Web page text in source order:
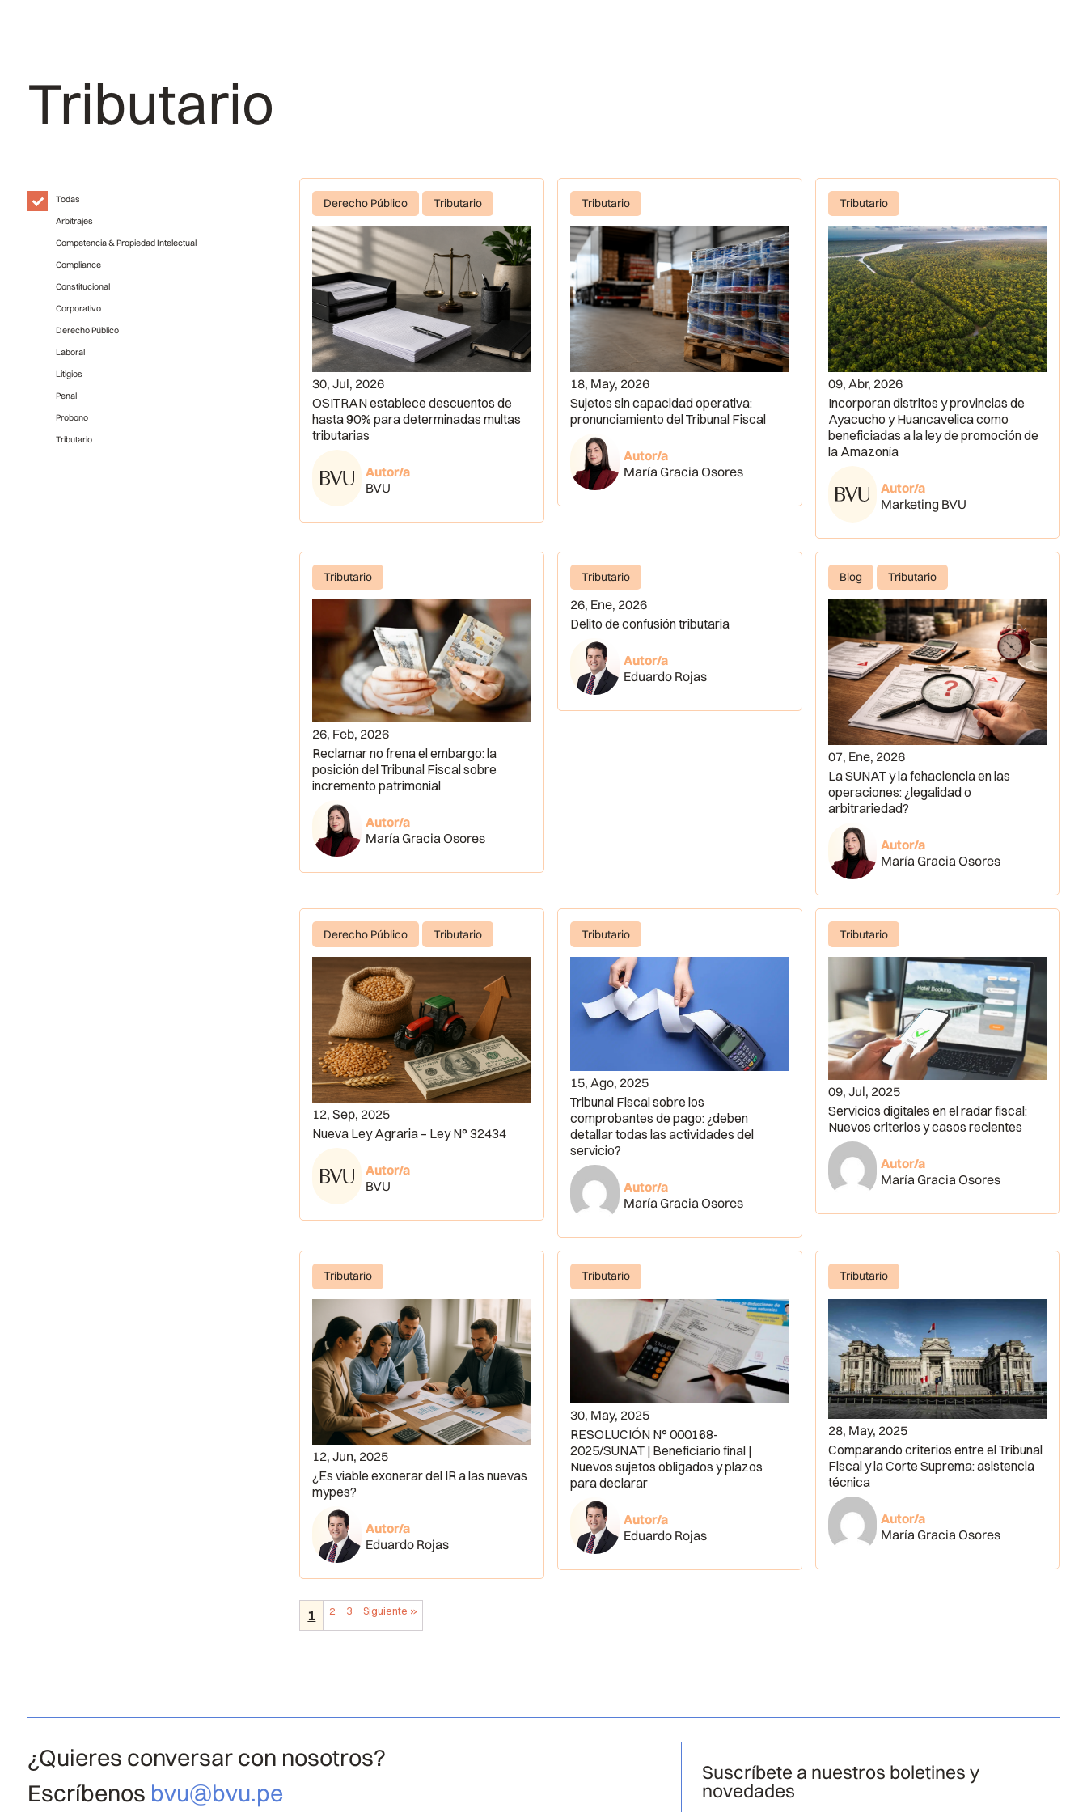
Tributario
Todas
Arbitrajes
Competencia & Propiedad Intelectual
Compliance
Constitucional
Corporativo
Derecho Público
Laboral
Litigios
Penal
Probono
Tributario
Derecho Público Tributario
30, Jul, 2026
OSITRAN establece descuentos de
hasta 90% para determinadas multas
tributarias
Autor/a
BVU
Tributario
18, May, 2026
Sujetos sin capacidad operativa:
pronunciamiento del Tribunal Fiscal
Autor/a
María Gracia Osores
Tributario
09, Abr, 2026
Incorporan distritos y provincias de
Ayacucho y Huancavelica como
beneficiadas a la ley de promoción de
la Amazonía
Autor/a
Marketing BVU
Tributario
26, Feb, 2026
Reclamar no frena el embargo: la
posición del Tribunal Fiscal sobre
incremento patrimonial
Autor/a
María Gracia Osores
Tributario
26, Ene, 2026
Delito de confusión tributaria
Autor/a
Eduardo Rojas
Blog Tributario
07, Ene, 2026
La SUNAT y la fehaciencia en las
operaciones: ¿legalidad o
arbitrariedad?
Autor/a
María Gracia Osores
Derecho Público Tributario
12, Sep, 2025
Nueva Ley Agraria – Ley N° 32434
Autor/a
BVU
Tributario
15, Ago, 2025
Tribunal Fiscal sobre los
comprobantes de pago: ¿deben
detallar todas las actividades del
servicio?
Autor/a
María Gracia Osores
Tributario
09, Jul, 2025
Servicios digitales en el radar fiscal:
Nuevos criterios y casos recientes
Autor/a
María Gracia Osores
Tributario
12, Jun, 2025
¿Es viable exonerar del IR a las nuevas
mypes?
Autor/a
Eduardo Rojas
Tributario
30, May, 2025
RESOLUCIÓN N° 000168-
2025/SUNAT | Beneficiario final |
Nuevos sujetos obligados y plazos
para declarar
Autor/a
Eduardo Rojas
Tributario
28, May, 2025
Comparando criterios entre el Tribunal
Fiscal y la Corte Suprema: asistencia
técnica
Autor/a
María Gracia Osores
1 2 3 Siguiente »
¿Quieres conversar con nosotros?
Escríbenos bvu@bvu.pe
Suscríbete a nuestros boletines y
novedades